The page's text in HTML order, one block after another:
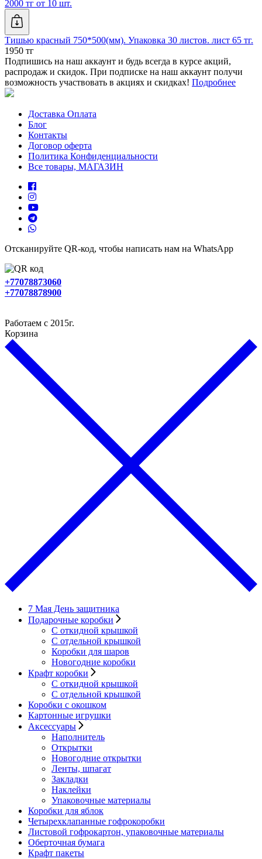
2000 тг от 10 шт.
Тишью красный 750*500(мм). Упаковка 30 листов. лист 65 тг.
1950 тг
Подпишись на наш аккаунт и будь всегда в курсе акций,
распродаж и скидок. При подписке на наш аккаунт получи
возможность участвовать в акциях и скидках! Подробнее
Доставка Оплата
Блог
Контакты
Договор оферта
Политика Конфиденциальности
Все товары, МАГАЗИН
Отсканируйте QR-код, чтобы написать нам на WhatsApp
+77078873060
+77078878900
Работаем с 2015г.
Корзина
7 Мая День защитника
Подарочные коробки
С откидной крышкой
С отдельной крышкой
Коробки для шаров
Новогодние коробки
Крафт коробки
С откидной крышкой
С отдельной крышкой
Коробки с окошком
Картонные игрушки
Аксессуары
Наполнитель
Открытки
Новогодние открытки
Ленты, шпагат
Закладки
Наклейки
Упаковочные материалы
Коробки для яблок
Четырехклапанные гофрокоробки
Листовой гофрокартон, упаковочные материалы
Оберточная бумага
Крафт пакеты